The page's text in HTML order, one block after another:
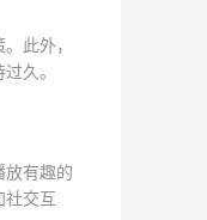
此外，
久。
放有趣的
社交互